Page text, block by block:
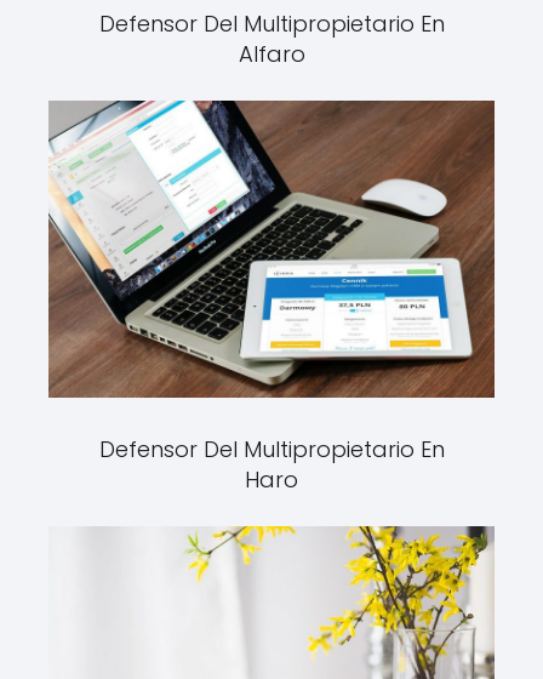
Defensor Del Multipropietario En
Alfaro
Defensor Del Multipropietario En
Haro